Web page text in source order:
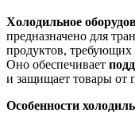
Холодильное
предназначено для
продуктов,
Оно обеспечивает
и защищает товары от
Особенности